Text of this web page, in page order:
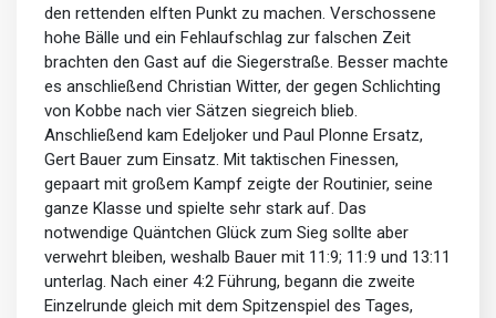
den rettenden elften Punkt zu machen. Verschossene
hohe Bälle und ein Fehlaufschlag zur falschen Zeit
brachten den Gast auf die Siegerstraße. Besser machte
es anschließend Christian Witter, der gegen Schlichting
von Kobbe nach vier Sätzen siegreich blieb.
Anschließend kam Edeljoker und Paul Plonne Ersatz,
Gert Bauer zum Einsatz. Mit taktischen Finessen,
gepaart mit großem Kampf zeigte der Routinier, seine
ganze Klasse und spielte sehr stark auf. Das
notwendige Quäntchen Glück zum Sieg sollte aber
verwehrt bleiben, weshalb Bauer mit 11:9; 11:9 und 13:11
unterlag. Nach einer 4:2 Führung, begann die zweite
Einzelrunde gleich mit dem Spitzenspiel des Tages,